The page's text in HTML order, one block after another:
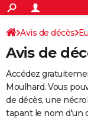
ACTUALITÉS
Politique
Société
Faits Divers
Education
Monde
Villes
+
SPORT
Coupe du monde
Football
Tennis
Cyclisme
Rugby
Forum
Programme TV
TNTStreaming
Cinéma
Sorties cinéma
Musique
+
FINANCE
Retraite
Epargne
Immobilier
Risques naturels par
Assurance
AUTO
Avis de décès
Avis de
Accédez
Moulhard. Vous
de décès, une
tapant le nom d'un